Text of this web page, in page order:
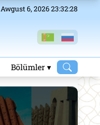
Awgust 6, 2026 23:32:29
Bölümler ▾